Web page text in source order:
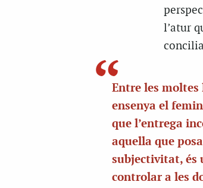
l’atur
Entre les moltes
ensenya el
que l’entrega
aquella que
subjectivitat, és
controlar a les